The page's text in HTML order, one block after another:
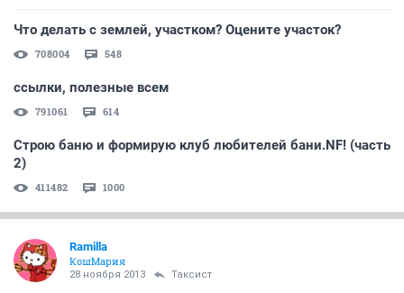
Что делать с землей, участком? Оцените участок?
708004 548
ссылки, полезные всем
791061 614
Строю баню и формирую клуб любителей бани.NF! (часть
2)
411482 1000
Ramilla
КошМария
28 ноября 2013 Таксист